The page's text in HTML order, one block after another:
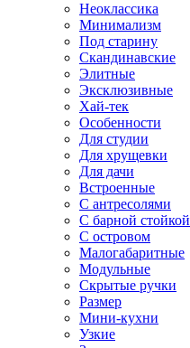
Неоклассика
Минимализм
Под старину
Скандинавские
Элитные
Эксклюзивные
Хай-тек
Особенности
Для студии
Для хрущевки
Для дачи
Встроенные
С антресолями
С барной стойкой
С островом
Малогабаритные
Модульные
Скрытые ручки
Размер
Мини-кухни
Узкие